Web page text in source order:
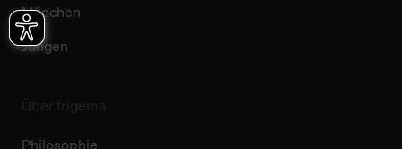
Mädchen
Jungen
Philosophie